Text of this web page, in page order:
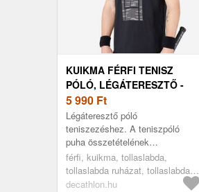
KUIKMA FÉRFI TENISZ
PÓLÓ, LÉGÁTERESZTŐ -
TTS SOFT
5 990 Ft
Légáteresztő póló
teniszezéshez. A teniszpóló
puha összetételének
köszönhetően kényelmes viselet.
Testhezálló szabása és rendkívül
rugalmas anyaga ...
férfi, kuikma, tollaslabda,
tollaslabda ruházat, tollaslabda
póló, black/grey, xl
decathlon.hu